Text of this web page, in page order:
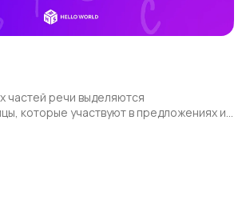
частей речи выделяются
которые участвуют в предложениях и